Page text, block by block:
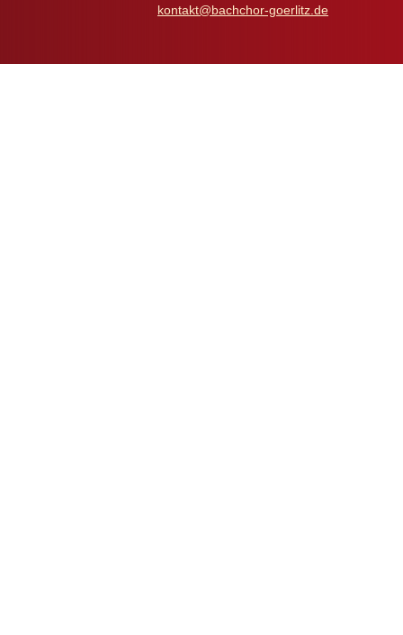
kontakt@bachchor-goerlitz.de